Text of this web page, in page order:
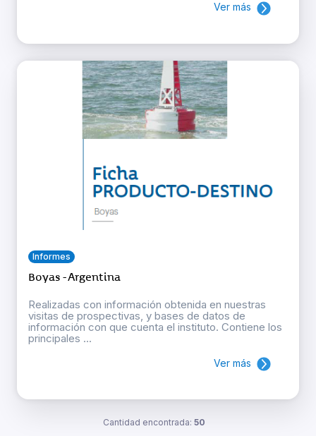
Ver más
Informes
Boyas - Argentina
Realizadas con información obtenida en nuestras
visitas de prospectivas, y bases de datos de
información con que cuenta el instituto. Contiene los
principales ...
Ver más
Cantidad encontrada: 50